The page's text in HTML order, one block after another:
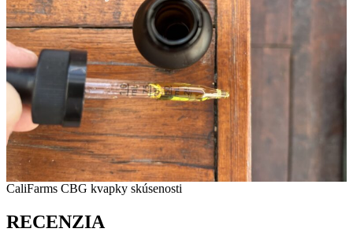
CaliFarms CBG kvapky skúsenosti
RECENZIA